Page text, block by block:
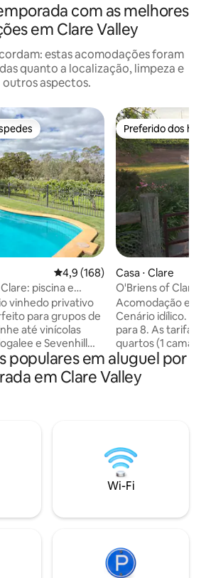
com as melhores
em Clare Valley
estas acomodações foram
quanto a localização, limpeza e
outros aspectos.
dos hóspedes
4,9 de uma avaliação média de
4,9 (168)
piscina e
vinhedo privativo
para grupos de
até vinícolas
e Sevenhill
para relaxar à
de longos
perto da lareira
e várias áreas de
caminhada/ciclismo
da frente, com a
bem perto. A
Preferido dos
Preferido dos
Casa ⋅ Clare
O'Briens of Clare
| vista para o
Acomodação
Cenário idílico.
para 8. As tarifas
quartos (1 cama
Mistura de
Decks amplos
embutida. Ar
Família amigável
crianças. Animais
mediante
observar as
populares em aluguel por
em Clare Valley
Wi-Fi